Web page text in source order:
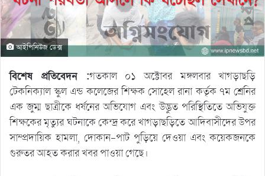
আইপিনিউজ ডেক্স
বিশেষ প্রতিবেদন :গতকাল ০১ অক্টোবর মঙ্গলবার খাগড়াছড়ি
টেকনিক্যাল স্কুল এন্ড কলেজের শিক্ষক সোহেল রানা কর্তৃক ৭ম শ্রেনির
এক জুম্ম ছাত্রীকে ধর্ষনের অভিযোগ এবং উদ্ভুত পরিস্থিতিতে অভিযুক্ত
শিক্ষকের মৃত্যুর ঘটনাকে কেন্দ্র করে খাগড়াছড়িতে আদিবাসীদের উপর
সাম্প্রদায়িক হামলা, দোকান-পাট পুড়িয়ে দেওয়া এবং কয়েকজনকে
‍গুরুতর আহত করার খবর পাওয়া গেছে।